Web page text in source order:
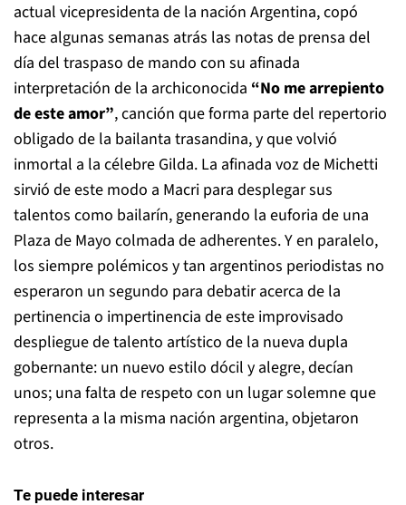
actual vicepresidenta de la nación Argentina, copó
hace algunas semanas atrás las notas de prensa del
día del traspaso de mando con su afinada
interpretación de la archiconocida “No me arrepiento
de este amor”, canción que forma parte del repertorio
obligado de la bailanta trasandina, y que volvió
inmortal a la célebre Gilda. La afinada voz de Michetti
sirvió de este modo a Macri para desplegar sus
talentos como bailarín, generando la euforia de una
Plaza de Mayo colmada de adherentes. Y en paralelo,
los siempre polémicos y tan argentinos periodistas no
esperaron un segundo para debatir acerca de la
pertinencia o impertinencia de este improvisado
despliegue de talento artístico de la nueva dupla
gobernante: un nuevo estilo dócil y alegre, decían
unos; una falta de respeto con un lugar solemne que
representa a la misma nación argentina, objetaron
otros.
Te puede interesar